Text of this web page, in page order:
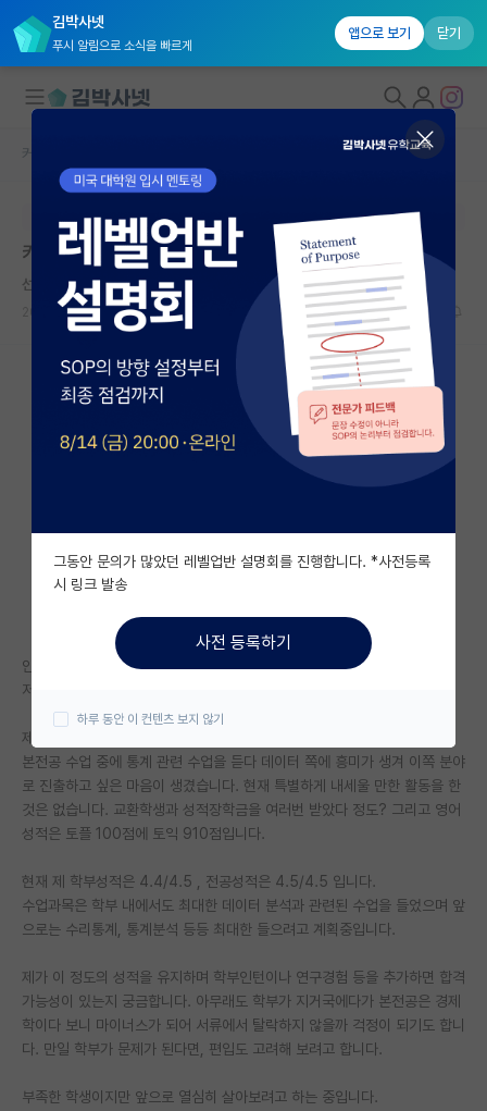
김박사넷
푸시 알림으로 소식을 빠르게
앱으로 보기 닫기
대학원생 모집
국내대학원 정보
연구실&오픈랩
커뮤니티
커뮤니티 홈
전체글보기
베스트 게시판
자유 게시판(아무개랩)
미국 유학 게시판
미국 대학원 합격 후기 게시판
대학원생 모집 게시판
연구실(PI) 홍보 게시판
석박사 채용 정보 게시판
임용 정보 게시판
학부 인턴 게시판
취업 게시판
임용 후기 게시판
PI 전용 게시판
인문사회 계열 게시판
특수/전문대학원 게시판
커뮤니티 홈
본문이 수정되지 않는 박제글입니다.
카이스트 데이터사이언스 대학원 문의
선량한 아르키메데스
2025.04.03 3 1292
안녕하세요.
저는 지거국에서 재학 중인 3학년 학생입니다.
제가 본전공은 경제학인데 이번 학기부터 통계학 복전을 시작했습니다. 제
본전공 수업 중에 통계 관련 수업을 듣다 데이터 쪽에 흥미가 생겨 이쪽 분야
로 진출하고 싶은 마음이 생겼습니다. 현재 특별하게 내세울 만한 활동을 한
것은 없습니다. 교환학생과 성적장학금을 여러번 받았다 정도? 그리고 영어
성적은 토플 100점에 토익 910점입니다.
현재 제 학부성적은 4.4/4.5 , 전공성적은 4.5/4.5 입니다.
수업과목은 학부 내에서도 최대한 데이터 분석과 관련된 수업을 들었으며 앞
으로는 수리통계, 통계분석 등등 최대한 들으려고 계획중입니다.
제가 이 정도의 성적을 유지하며 학부인턴이나 연구경험 등을 추가하면 합격
가능성이 있는지 궁금합니다. 아무래도 학부가 지거국에다가 본전공은 경제
학이다 보니 마이너스가 되어 서류에서 탈락하지 않을까 걱정이 되기도 합니
다. 만일 학부가 문제가 된다면, 편입도 고려해 보려고 합니다.
부족한 학생이지만 앞으로 열심히 살아보려고 하는 중입니다.
그동안 문의가 많았던 레벨업반 설명회를 진행합니다. *사전등록
시 링크 발송
사전 등록하기
하루 동안 이 컨텐츠 보지 않기